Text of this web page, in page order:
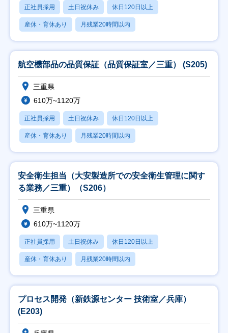
正社員採用 土日祝休み 休日120日以上
産休・育休あり 月残業20時間以内
航空機部品の品質保証（品質保証室／三重） (S205)
三重県
610万~1120万
正社員採用 土日祝休み 休日120日以上
産休・育休あり 月残業20時間以内
安全衛生担当（大安製造所での安全衛生管理に関す
る業務／三重）（S206）
三重県
610万~1120万
正社員採用 土日祝休み 休日120日以上
産休・育休あり 月残業20時間以内
プロセス開発（新鉄源センター 技術室／兵庫）
(E203)